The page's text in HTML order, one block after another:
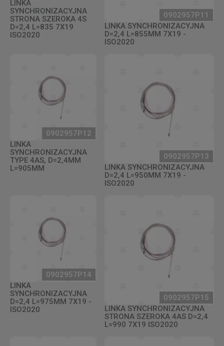
LINKA
SYNCHRONIZACYJNA
STRONA SZEROKA 4S
D=2,4 L=835 7X19
ISO2020
0902957P11
LINKA SYNCHRONIZACYJNA
D=2,4 L=855MM 7X19 -
ISO2020
0902957P12
LINKA
SYNCHRONIZACYJNA
TYPE 4AS, D=2,4MM
L=905MM
0902957P13
LINKA SYNCHRONIZACYJNA
D=2,4 L=950MM 7X19 -
ISO2020
0902957P14
LINKA
SYNCHRONIZACYJNA
D=2,4 L=975MM 7X19 -
ISO2020
0902957P15
LINKA SYNCHRONIZACYJNA
STRONA SZEROKA 4AS D=2,4
L=990 7X19 ISO2020